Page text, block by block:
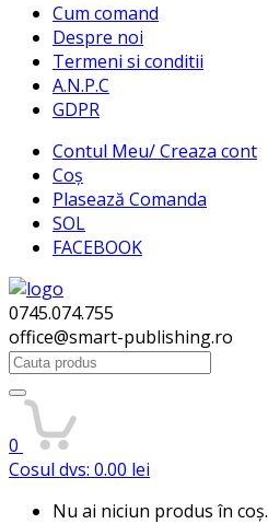
Cum comand
Despre noi
Termeni si conditii
A.N.P.C
GDPR
Contul Meu/ Creaza cont
Coș
Plasează Comanda
SOL
FACEBOOK
0745.074.755
office@smart-publishing.ro
Search
for:
0
Cosul dvs: 0.00 lei
Nu ai niciun produs în coș.